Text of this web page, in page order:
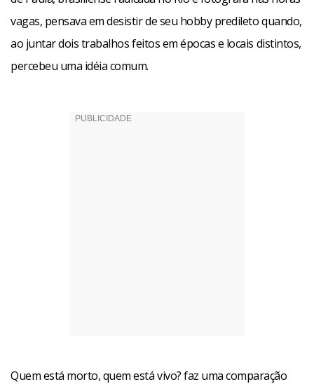
vagas, pensava em desistir de seu hobby predileto quando,
ao juntar dois trabalhos feitos em épocas e locais distintos,
percebeu uma idéia comum.
Quem está morto, quem está vivo? faz uma comparação